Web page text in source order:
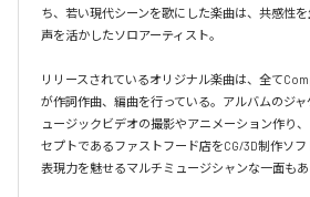
ち、若い現代シーンを歌にした楽曲は、共感性
声を活かしたソロアーティスト。
リリースされているオリジナル楽曲は、全て
が作詞作曲、編曲を行っている。アルバムのジ
ュージックビデオの撮影やアニメーション作り
セプトであるファストフード店をCG/3D制作ソ
表現力を魅せるマルチミュージシャンな一面もあ